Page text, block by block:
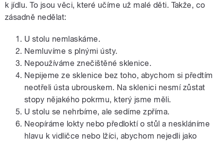
k jídlu. To jsou věci, které učíme už malé děti. Takže, co
zásadně nedělat:
U stolu nemlaskáme.
Nemluvíme s plnými ústy.
Nepoužíváme znečištěné sklenice.
Nepijeme ze sklenice bez toho, abychom si předtím
neotřeli ústa ubrouskem. Na sklenici nesmí zůstat
stopy nějakého pokrmu, který jsme měli.
U stolu se nehrbíme, ale sedíme zpříma.
Neopíráme lokty nebo předloktí o stůl a neskláníme
hlavu k vidličce nebo lžíci, abychom nejedli jako